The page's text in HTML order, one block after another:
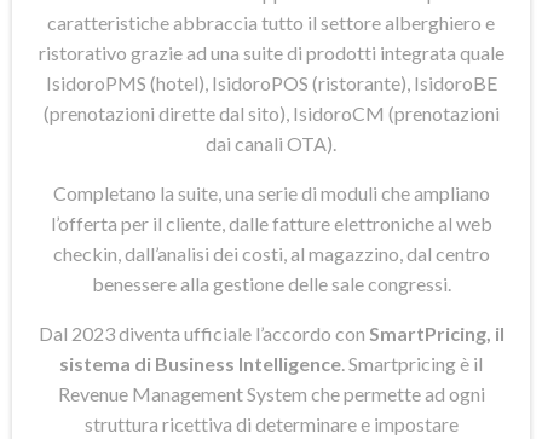
caratteristiche abbraccia tutto il settore alberghiero e
ristorativo grazie ad una suite di prodotti integrata quale
IsidoroPMS (hotel), IsidoroPOS (ristorante), IsidoroBE
(prenotazioni dirette dal sito), IsidoroCM (prenotazioni
dai canali OTA).
Completano la suite, una serie di moduli che ampliano
l’offerta per il cliente, dalle fatture elettroniche al web
checkin, dall’analisi dei costi, al magazzino, dal centro
benessere alla gestione delle sale congressi.
Dal 2023 diventa ufficiale l’accordo con SmartPricing, il
sistema di Business Intelligence . Smartpricing è il
Revenue Management System che permette ad ogni
struttura ricettiva di determinare e impostare